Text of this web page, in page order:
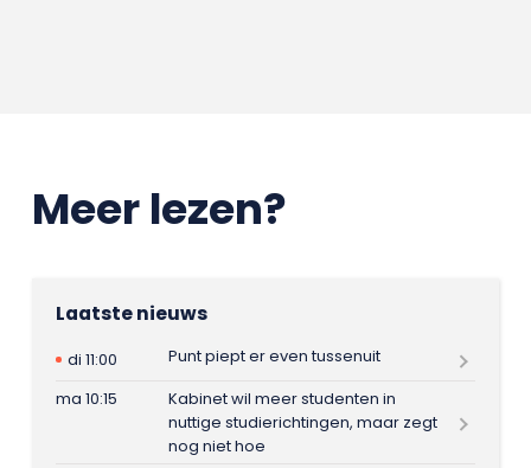
Meer lezen?
Laatste nieuws
di 11:00
Punt piept er even tussenuit
ma 10:15
Kabinet wil meer studenten in
nuttige studierichtingen, maar zegt
nog niet hoe